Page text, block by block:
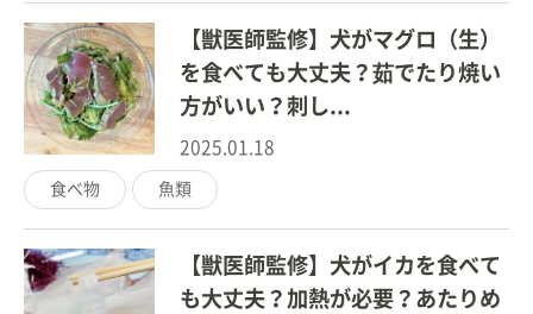
【獣医師監修】犬がマグロ（生）
を食べても大丈夫？茹でたり焼い
方がいい？刺し...
2025.01.18
食べ物 魚類
【獣医師監修】犬がイカを食べて
も大丈夫？加熱が必要？あたりめ